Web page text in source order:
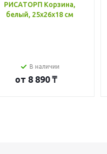
РИСАТОРП Корзина,
белый, 25x26x18 см
В наличии
от 8 890 ₸